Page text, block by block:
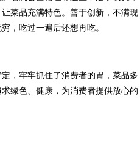
菜品充满特色。善于创新，不满现
，吃过一遍后还想再吃。
，牢牢抓住了消费者的胃，菜品多
绿色、健康，为消费者提供放心的